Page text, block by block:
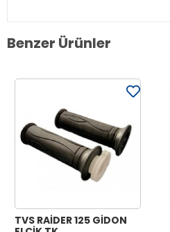
Benzer Ürünler
TVS RAİDER 125 GİDON